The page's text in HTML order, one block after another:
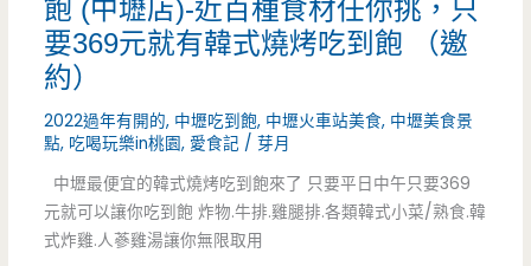
千
塊
吃
超
撐
飽 (中壢店)-近百種食材任你挑，只
要369元就有韓式燒烤吃到飽 （邀
約）
2022過年有開的, 中壢吃到飽, 中壢火車站美食, 中壢美食景
點, 吃喝玩樂in桃園, 愛食記 /芽月
中壢最便宜的韓式燒烤吃到飽來了 只要平日中午只要369
元就可以讓你吃到飽 炸物.牛排.雞腿排.各類韓式小菜/熟食.韓
式炸雞.人蔘雞湯讓你無限取用